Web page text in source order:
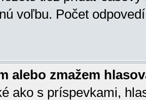
voľbu. Počet
alebo zmažem
ako s príspevkami,